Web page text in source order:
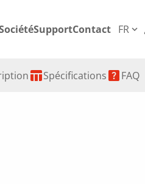
SupportContact FR expand_more
table_chartSpécificationshelp_centerFAQ